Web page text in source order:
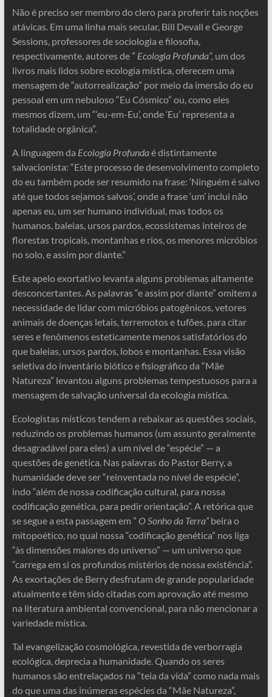
Não é preciso ser membro do clero para proferir tais noções
atávicas. Em uma linha mais secular, Bill Devall e George
Sessions, professores de sociologia e filosofia,
respectivamente, autores de ” Ecologia Profunda”, um dos
livros mais lidos sobre ecologia mística, oferecem uma
mensagem de “autorrealização” por meio da imersão do eu
pessoal em um nebuloso “Eu Cósmico” ou, como eles
mesmos dizem, um “‘eu-em-Eu’, onde ‘Eu’ representa a
totalidade orgânica”.
A linguagem da Ecologia Profundaé distintamente
salvacionista: “Este processo de desenvolvimento completo
do eu também pode ser resumido na frase: ‘Ninguém é salvo
até que todos sejamos salvos’, onde a frase ‘um’ inclui não
apenas eu, um ser humano individual, mas todos os
humanos, baleias, ursos pardos, ecossistemas inteiros de
florestas tropicais, montanhas e rios, os menores micróbios
no solo, e assim por diante.”
Este apelo exortativo levanta alguns problemas altamente
desconcertantes. As palavras “e assim por diante” omitem a
necessidade de lidar com micróbios patogênicos, vetores
animais de doenças letais, terremotos e tufões, para citar
seres e fenômenos esteticamente menos satisfatórios do
que baleias, ursos pardos, lobos e montanhas. Essa visão
seletiva do inventário biótico e fisiográfico da “Mãe
Natureza” levantou alguns problemas tempestuosos para a
mensagem de salvação universal da ecologia mística.
Ecologistas místicos tendem a rebaixar as questões sociais,
reduzindo os problemas humanos (um assunto geralmente
desagradável para eles) a um nível de “espécie” — a
questões de genética. Nas palavras do Pastor Berry, a
humanidade deve ser “reinventada no nível de espécie”,
indo “além de nossa codificação cultural, para nossa
codificação genética, para pedir orientação”. A retórica que
se segue a esta passagem em ” O Sonho da Terra”beira o
mitopoético, no qual nossa “codificação genética” nos liga
“às dimensões maiores do universo” — um universo que
“carrega em si os profundos mistérios de nossa existência”.
As exortações de Berry desfrutam de grande popularidade
atualmente e têm sido citadas com aprovação até mesmo
na literatura ambiental convencional, para não mencionar a
variedade mística.
Tal evangelização cosmológica, revestida de verborragia
ecológica, deprecia a humanidade. Quando os seres
humanos são entrelaçados na “teia da vida” como nada mais
do que uma das inúmeras espécies da “Mãe Natureza”,